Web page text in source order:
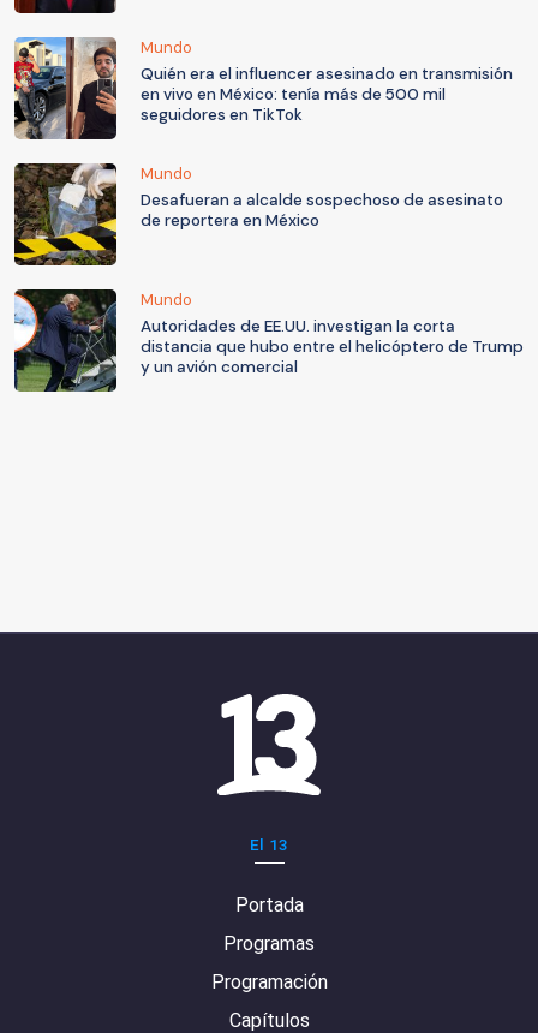
Mundo
Quién era el influencer asesinado en transmisión
en vivo en México: tenía más de 500 mil
seguidores en TikTok
Mundo
Desafueran a alcalde sospechoso de asesinato
de reportera en México
Mundo
Autoridades de EE.UU. investigan la corta
distancia que hubo entre el helicóptero de Trump
y un avión comercial
El 13
Portada
Programas
Programación
Capítulos